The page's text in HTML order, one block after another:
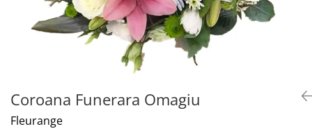
Coroana Funerara Omagiu
Fleurange